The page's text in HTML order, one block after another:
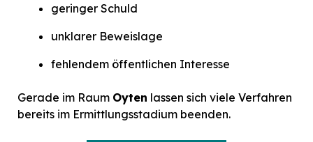
geringer Schuld
unklarer Beweislage
fehlendem öffentlichen Interesse
Gerade im Raum Oyten lassen sich viele Verfahren
bereits im Ermittlungsstadium beenden.